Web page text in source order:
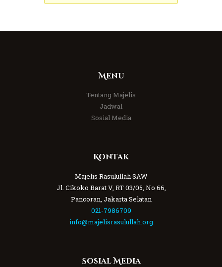
Menu
Tentang Majelis
Jadwal
Sosial Media
Kontak
Majelis Rasulullah SAW
Jl. Cikoko Barat V, RT 03/05, No 66,
Pancoran, Jakarta Selatan
021-7986709
info@majelisrasulullah.org
Sosial Media